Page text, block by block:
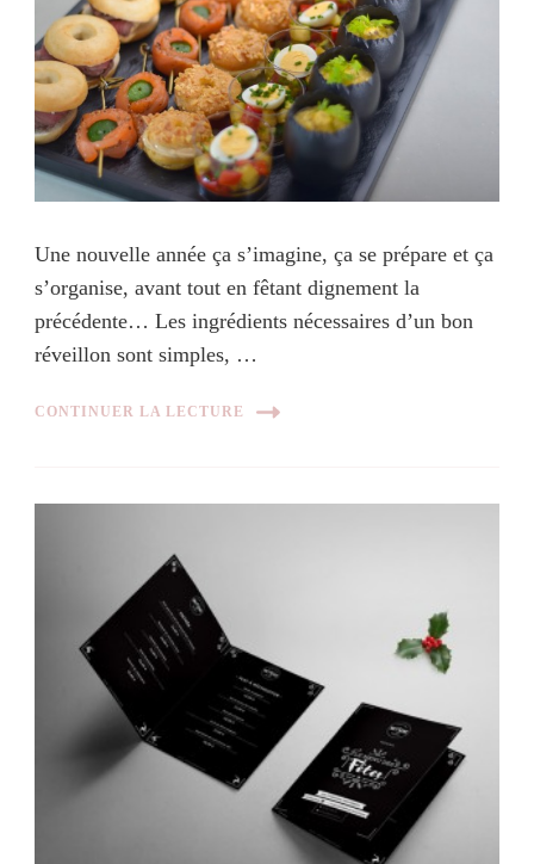
Une nouvelle année ça s’imagine, ça se prépare et ça
s’organise, avant tout en fêtant dignement la
précédente… Les ingrédients nécessaires d’un bon
réveillon sont simples, …
CONTINUER LA LECTURE